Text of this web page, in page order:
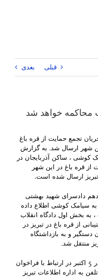
قبلی بعدی
محاکمه خواهد شد
تجمع حمایت از قره باغ
شهر ارسال شد. به گزارش
کوشی ، ساکن آذربایجان در
از قره باغ در این شهر
ارسال شده است.
دادسرای شهید بهشتی
به سیامک کوشی اطلاع داده
، به بخش اول دادگاه انقلاب
از قره باغ در تبریز در
دستگیر و به بازداشتگاه
منتقل شد.
سیامک کوشی ، فعال سیاسی جنوب نیز در 5 اکتبر در ارتباط با فراخوان
به اداره اطلاعات تبریز